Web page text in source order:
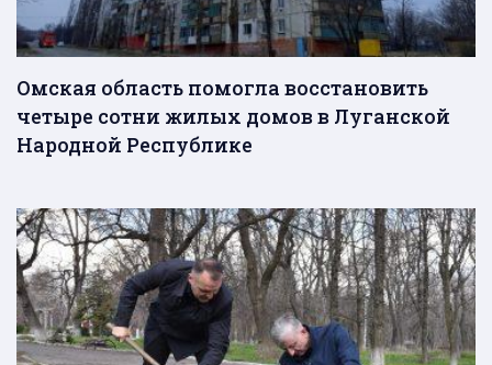
Омская область помогла восстановить
четыре сотни жилых домов в Луганской
Народной Республике